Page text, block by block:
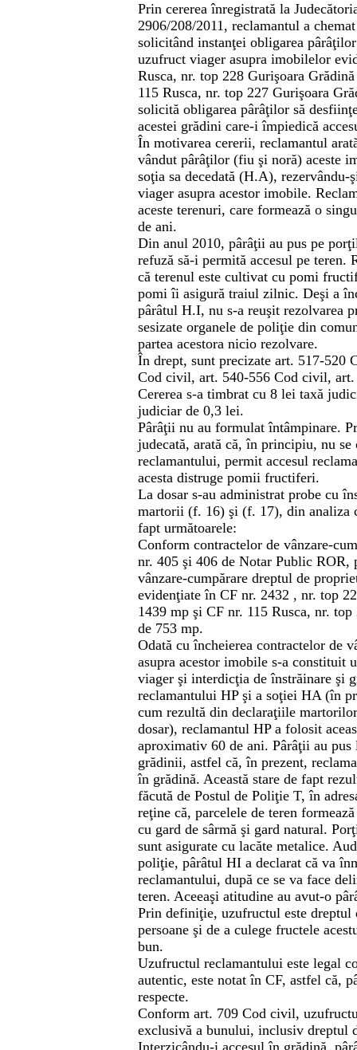
Prin cererea înregistrată la
2906/208/2011, reclamantul a
solicitând instanţei obligarea
uzufruct viager asupra imobilelor
Rusca, nr. top 228 Gurişoara
115 Rusca, nr. top 227 Gurişoara
solicită obligarea pârâţilor să
acestei grădini care-i împiedică
În motivarea cererii, reclamantul
vândut pârâţilor (fiu şi noră) aceste
soţia sa decedată (H.A),
viager asupra acestor imobile.
aceste terenuri, care formează o
de ani.
Din anul 2010, pârâţii au pus pe
refuză să-i permită accesul pe teren.
că terenul este cultivat cu pomi
pomi îi asigură traiul zilnic. Deşi a
pârâtul H.I, nu s-a reuşit rezolvarea
sesizate organele de poliţie din
partea acestora nicio rezolvare.
În drept, sunt precizate art. 517-520
Cod civil, art. 540-556 Cod civil,
Cererea s-a timbrat cu 8 lei taxă
judiciar de 0,3 lei.
Pârâţii nu au formulat întâmpinare.
judecată, arată că, în principiu, nu
reclamantului, permit accesul
acesta distruge pomii fructiferi.
La dosar s-au administrat probe cu
martorii (f. 16) şi (f. 17), din analiza
fapt următoarele:
Conform contractelor de vânzare-
nr. 405 şi 406 de Notar Public ROR,
vânzare-cumpărare dreptul de
evidenţiate în CF nr. 2432 , nr. top
1439 mp şi CF nr. 115 Rusca, nr.
de 753 mp.
Odată cu încheierea contractelor de
asupra acestor imobile s-a constituit
viager şi interdicţia de înstrăinare şi
reclamantului HP şi a soţiei HA (în
cum rezultă din declaraţiile
dosar), reclamantul HP a folosit
aproximativ 60 de ani. Pârâţii au pus
grădinii, astfel că, în prezent,
în grădină. Această stare de fapt
făcută de Postul de Poliţie T, în
reţine că, parcelele de teren
cu gard de sârmă şi gard natural.
sunt asigurate cu lacăte metalice.
poliţie, pârâtul HI a declarat că va
reclamantului, după ce se va face
teren. Aceeaşi atitudine au avut-o
Prin definiţie, uzufructul este
persoane şi de a culege fructele
bun.
Uzufructul reclamantului este legal
autentic, este notat în CF, astfel că,
respecte.
Conform art. 709 Cod civil,
exclusivă a bunului, inclusiv dreptul